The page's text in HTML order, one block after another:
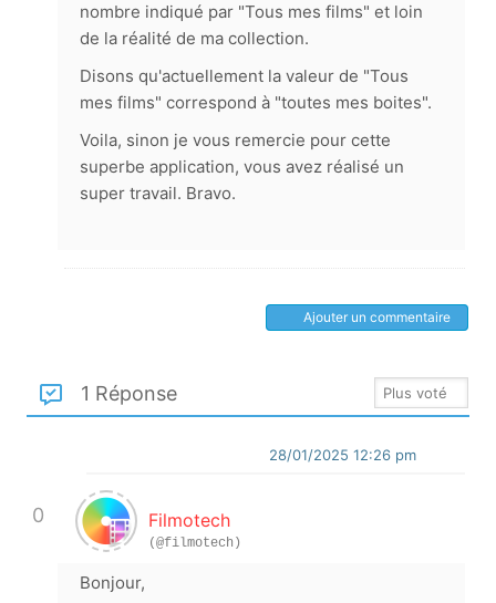
nombre indiqué par "Tous mes films" et loin
de la réalité de ma collection.
Disons qu'actuellement la valeur de "Tous
mes films" correspond à "toutes mes boites".
Voila, sinon je vous remercie pour cette
superbe application, vous avez réalisé un
super travail. Bravo.
Ajouter un commentaire
1 Réponse
0
28/01/2025 12:26 pm
Filmotech
(@filmotech)
Bonjour,